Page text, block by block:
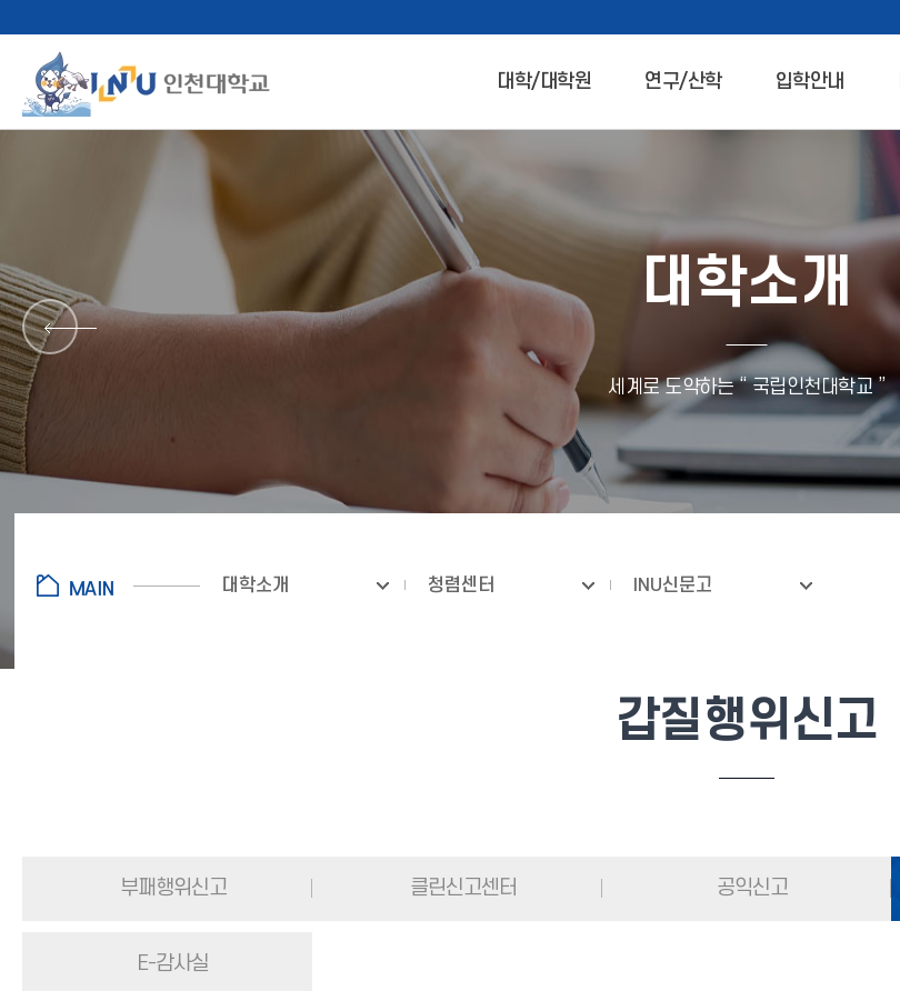
대학/대학원 연구/산학 입학안내
대학소개
세계로 도약하는 “ 국립인천대학교 ”
대학소개 청렴센터 INU신문고
갑질행위신고
부패행위신고 클린신고센터 공익신고
E-감사실